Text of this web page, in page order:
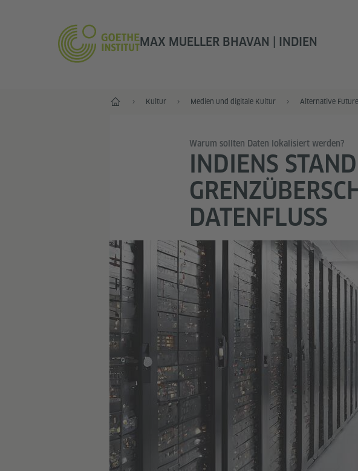
MAX MUELLER BHAVAN | INDIEN
Start Kultur Medien und digitale Kultur Alternative
Warum sollten Daten lokalisiert werden?
INDIENS
DATENFLUSS